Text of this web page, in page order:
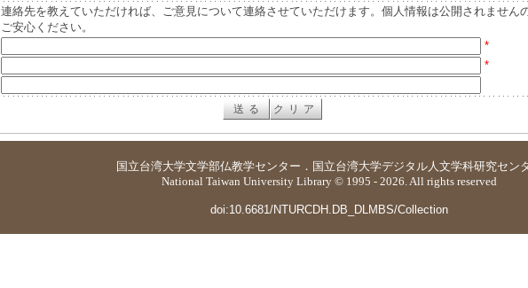
連絡先を教えていただければ、ご意見について連絡させていただけます。個人情報は公開されません
ご安心ください。
*
*
国立台湾大学文学部仏教学センター ． 国立台湾大学デジタル人文学科研究セン
National Taiwan University Library © 1995 - 2026. All rights reserved
doi:10.6681/NTURCDH.DB_DLMBS/Collection